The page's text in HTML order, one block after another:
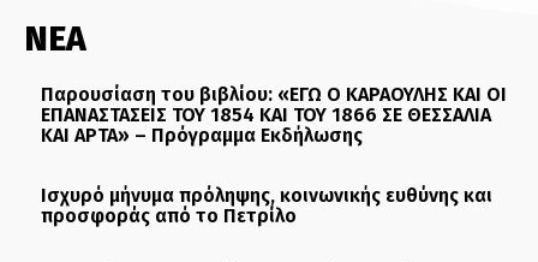
ΝΕΑ
Παρουσίαση του βιβλίου: «ΕΓΩ Ο ΚΑΡΑΟΥΛΗΣ ΚΑΙ ΟΙ
ΕΠΑΝΑΣΤΑΣΕΙΣ ΤΟΥ 1854 ΚΑΙ ΤΟΥ 1866 ΣΕ ΘΕΣΣΑΛΙΑ
ΚΑΙ ΑΡΤΑ» – Πρόγραμμα Εκδήλωσης
Ισχυρό μήνυμα πρόληψης, κοινωνικής ευθύνης και
προσφοράς από το Πετρίλο